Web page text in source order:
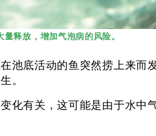
释放，增加气泡病的风险。
池底活动的鱼突然捞上来而
。
化有关，这可能是由于水中